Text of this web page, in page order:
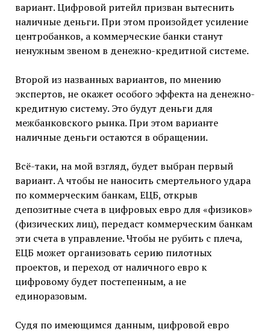
вариант. Цифровой ритейл призван вытеснить
наличные деньги. При этом произойдет усиление
центробанков, а коммерческие банки станут
ненужным звеном в денежно-кредитной системе.
Второй из названных вариантов, по мнению
экспертов, не окажет особого эффекта на денежно-
кредитную систему. Это будут деньги для
межбанковского рынка. При этом варианте
наличные деньги остаются в обращении.
Всё-таки, на мой взгляд, будет выбран первый
вариант. А чтобы не наносить смертельного удара
по коммерческим банкам, ЕЦБ, открыв
депозитные счета в цифровых евро для «физиков»
(физических лиц), передаст коммерческим банкам
эти счета в управление. Чтобы не рубить с плеча,
ЕЦБ может организовать серию пилотных
проектов, и переход от наличного евро к
цифровому будет постепенным, а не
единоразовым.
Судя по имеющимся данным, цифровой евро